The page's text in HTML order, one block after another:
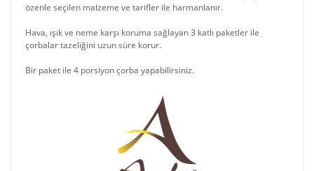
özenle seçilen malzeme ve tarifler ile harmanlanır.
Hava, ışık ve neme karşı koruma sağlayan 3 katlı paketler ile
çorbalar tazeliğini uzun süre korur.
Bir paket ile 4 porsiyon çorba yapabilirsiniz.